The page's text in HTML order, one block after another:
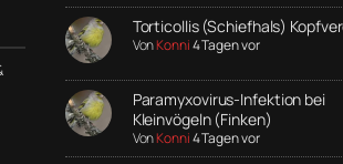
Torticollis (Schiefhals)
VonKonni4 Tagen vor
Paramyxovirus-Infektion bei
Kleinvögeln (Finken)
VonKonni4 Tagen vor